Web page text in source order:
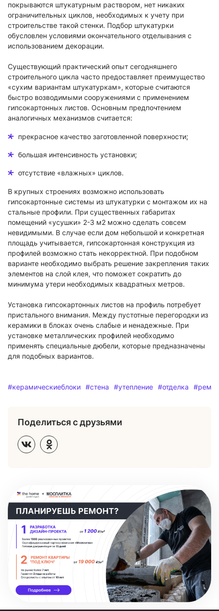
покрываются штукатурным раствором, нет никаких
ограничительных циклов, необходимых к учету при
строительстве такой стенки. Подбор штукатурки
обусловлен условиями окончательного отделывания с
использованием декорации.
Существующий практический опыт сегодняшнего
строительного цикла часто предоставляет преимущество
«сухим вариантам штукатуркам», которые считаются
быстро возводимыми сооружениями с применением
гипсокартонных листов. Основным предпочтением
аналогичных механизмов считается:
прекрасное качество заготовленной поверхности;
большая интенсивность установки;
отсутствие «влажных» циклов.
В крупных строениях возможно использовать
гипсокартонные системы из штукатурки с монтажом их на
стальные профили. При существенных габаритах
помещений «усушки» 2-3 м2 можно сделать совсем
невидимыми. В случае если дом небольшой и конкретная
площадь учитывается, гипсокартонная конструкция из
профилей возможно стать некорректной. При подобном
варианте необходимо выбрать решение закрепления таких
элементов на слой клея, что поможет сократить до
минимума утери необходимых квадратных метров.
Установка гипсокартонных листов на профиль потребует
пристального внимания. Между пустотные перегородки из
керамики в блоках очень слабые и ненадежные. При
установке металлических профилей необходимо
применять специальные дюбели, которые предназначены
для подобных вариантов.
#керамическиеблоки #стена #утепление #отделка
Поделиться с друзьями